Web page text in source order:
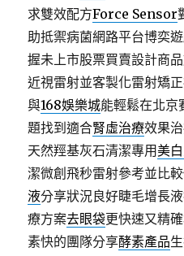
求雙效配方Force Sensor
助抵禦病菌網路平台博奕
握未上市股票買賣設計商
近視雷射並客製化雷射矯
與168娛樂城能輕鬆在北京
題找到適合腎虛治療效果
天然羥基灰石清潔專用美
潔微創飛秒雷射參考並比
液分享狀況良好睫毛增長
療方案去眼袋更快速又精
素快的團隊分享酵素產品